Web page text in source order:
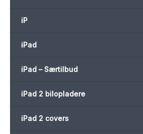
iP
iPad
iPad – Særtilbud
iPad 2 bilopladere
iPad 2 covers